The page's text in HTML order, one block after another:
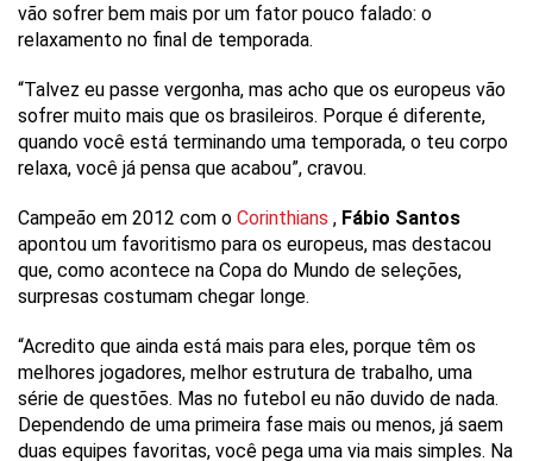
vão sofrer bem mais por um fator pouco falado: o
relaxamento no final de temporada.
“Talvez eu passe vergonha, mas acho que os europeus vão
sofrer muito mais que os brasileiros. Porque é diferente,
quando você está terminando uma temporada, o teu corpo
relaxa, você já pensa que acabou”, cravou.
Campeão em 2012 com o Corinthians , Fábio Santos
apontou um favoritismo para os europeus, mas destacou
que, como acontece na Copa do Mundo de seleções,
surpresas costumam chegar longe.
“Acredito que ainda está mais para eles, porque têm os
melhores jogadores, melhor estrutura de trabalho, uma
série de questões. Mas no futebol eu não duvido de nada.
Dependendo de uma primeira fase mais ou menos, já saem
duas equipes favoritas, você pega uma via mais simples. Na